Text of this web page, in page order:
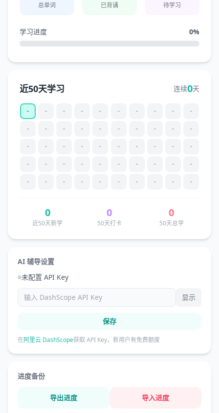
总单词 已背诵 待学习
学习进度 0%
近50天学习 连续0天
- - - - - - - - - -
- - - - - - - - - -
- - - - - - - - - -
- - - - - - - - - -
- - - - - - - - - -
0
近50天新学
0
50天打卡
0
50天总学
AI 辅导设置
未配置 API Key
显示
保存
在阿里云 DashScope获取 API Key，新用户有免费额度
进度备份
导出进度 导入进度